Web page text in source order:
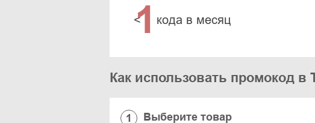
<
1 кода в месяц
Как использовать промокод в
Выберите товар